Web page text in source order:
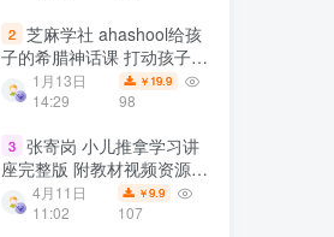
2 芝麻学社 ahashool给孩
子的希腊神话课 打动孩子心
灵的世界经典 百度网盘下载
1月13日
14:29
￥ 19.9
98
3 张寄岗 小儿推拿学习讲
座完整版 附教材视频资源
百度网盘下载
4月11日
11:02
￥9.9
107